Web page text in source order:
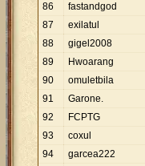
86
fastandgod
87
exilatul
88
gigel2008
89
Hwoarang
90
omuletbila
91
Garone.
92
FCPTG
93
coxul
94
garcea222